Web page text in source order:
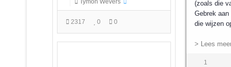
Tymon Wevers
2317 0 0
(zoals die
Gebrek
die wijzen
> Lees
1